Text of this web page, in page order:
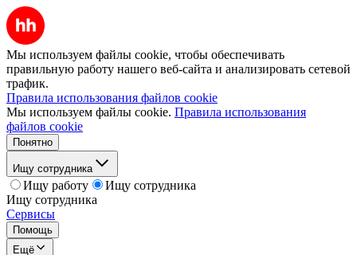
Мы используем файлы cookie, чтобы обеспечивать
правильную работу нашего веб-сайта и анализировать сетевой
трафик.
Правила использования файлов cookie
Мы используем файлы cookie. Правила использования
файлов cookie
Понятно
Ищу сотрудника
Ищу работу
Ищу сотрудника
Ищу сотрудника
Сервисы
Помощь
Ещё